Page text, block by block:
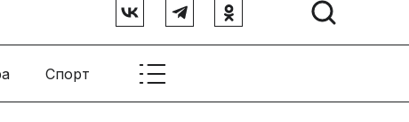
Спорт